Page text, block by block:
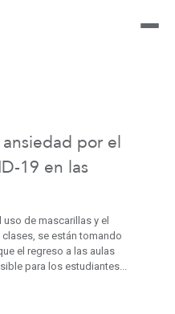
por el
19 en las
de mascarillas y el
se están tomando
el regreso a las aulas
para los estudiantes...